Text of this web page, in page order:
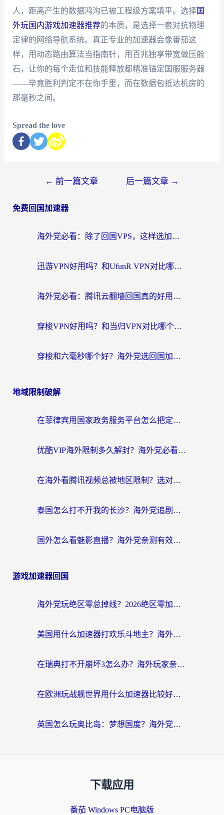
人，距离产生的数据鸿沟已被工程级方案填平。选择国
外玩国内游戏加速器推荐的本质，是选择一套对抗物理
定律的网络导航系统。真正专业的加速器会像番茄这
样，用动态路由算法当指南针，用百兆独享带宽做压舱
石，让你的每个走位和技能释放都精准锚定国服服务器
——毕竟胜利判定不在你手里，而在数据包抵达机房的
那毫秒之间。
Spread the love
← 前一篇文章 后一篇文章 →
免费回国加速器
海外党必看：除了回国VPS，这样选加速器也能无缝刷国内资源？
迅游VPN好用吗？和UfunR VPN对比哪个回国效果更好？海外党亲测避坑指南
海外党必看：腾讯云翻墙回国真的好用吗？+ 3步选对回国加速器指南
穿梭VPN好用吗？和当归VPN对比哪个回国效果更好？海外党亲测实用指南
穿梭和六毫秒哪个好？海外党选回国加速器的避坑指南，附番茄加速器实测
地域限制破解
在菲律宾用国家政务服务平台怎么把定位修改到中国国内？3步解决+海外看剧听歌全攻略
优酷VIP海外限制多久解封？海外党必看的跨区难题一站式解决指南
在海外看腾讯视频总被地区限制？选对回国加速器，还能解决泰国政务网和蜻蜓FM卡顿问题
泰国怎么打不开我的长沙？海外党追剧看片的破局指南
国外怎么看魅影直播？海外党亲测有效的回国加速指南（附听歌、看央视VIP技巧）
游戏加速器回国
海外党玩绝区零总掉线？2026绝区零加速器推荐+跨平台国服游戏加速攻略
美国用什么加速器打欢乐斗地主？海外党亲测有效的国服游戏加速指南
在瑞典打不开崩坏3怎么办？海外玩家亲测有效的国服游戏加速指南
在欧洲玩战舰世界用什么加速器比较好用？老玩家亲测有效的低延迟方案
英国怎么玩奥比岛：梦想国度？海外党不卡攻略+加速器选择秘籍
下载应用
番茄 Windows PC电脑版